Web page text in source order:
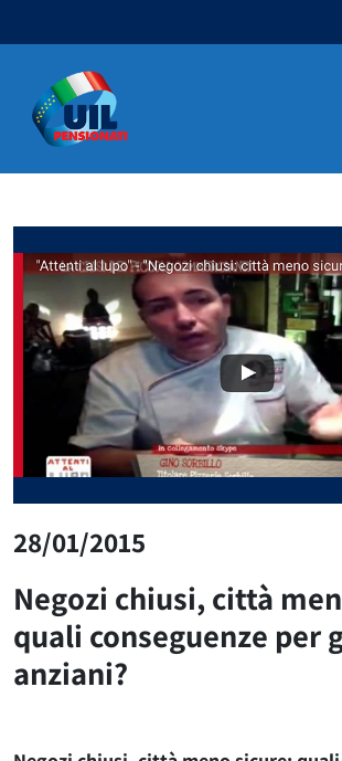
Navigazione principale
28/01/2015
Negozi chiusi, città
quali conseguenze per
anziani?